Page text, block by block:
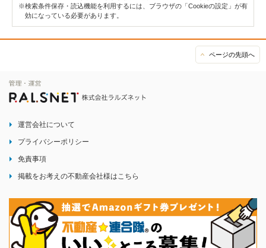
※検索条件保存・読込機能を利用するには、ブラウザの「Cookieの設定」が有
効になっている必要があります。
ページの先頭へ
運営会社について
プライバシーポリシー
免責事項
掲載をお考えの不動産会社様はこちら